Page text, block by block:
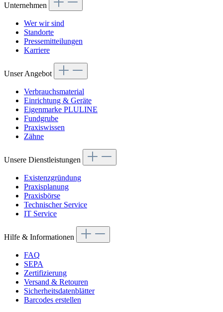
Unternehmen
Wer wir sind
Standorte
Pressemitteilungen
Karriere
Unser Angebot
Verbrauchsmaterial
Einrichtung & Geräte
Eigenmarke PLULINE
Fundgrube
Praxiswissen
Zähne
Unsere Dienstleistungen
Existenzgründung
Praxisplanung
Praxisbörse
Technischer Service
IT Service
Hilfe & Informationen
FAQ
SEPA
Zertifizierung
Versand & Retouren
Sicherheitsdatenblätter
Barcodes erstellen